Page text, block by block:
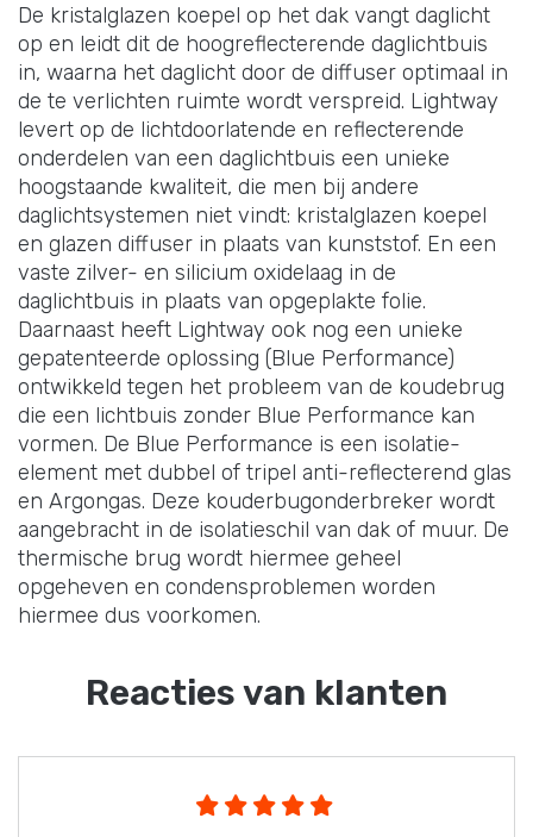
De kristalglazen koepel op het dak vangt daglicht
op en leidt dit de hoogreflecterende daglichtbuis
in, waarna het daglicht door de diffuser optimaal in
de te verlichten ruimte wordt verspreid. Lightway
levert op de lichtdoorlatende en reflecterende
onderdelen van een daglichtbuis een unieke
hoogstaande kwaliteit, die men bij andere
daglichtsystemen niet vindt: kristalglazen koepel
en glazen diffuser in plaats van kunststof. En een
vaste zilver- en silicium oxidelaag in de
daglichtbuis in plaats van opgeplakte folie.
Daarnaast heeft Lightway ook nog een unieke
gepatenteerde oplossing (Blue Performance)
ontwikkeld tegen het probleem van de koudebrug
die een lichtbuis zonder Blue Performance kan
vormen. De Blue Performance is een isolatie-
element met dubbel of tripel anti-reflecterend glas
en Argongas. Deze kouderbugonderbreker wordt
aangebracht in de isolatieschil van dak of muur. De
thermische brug wordt hiermee geheel
opgeheven en condensproblemen worden
hiermee dus voorkomen.
Reacties van klanten